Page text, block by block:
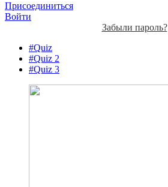
Присоединиться
Войти
Забыли пароль?
#Quiz
#Quiz 2
#Quiz 3